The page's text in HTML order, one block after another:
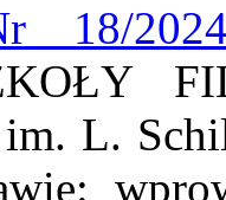
18/
L.